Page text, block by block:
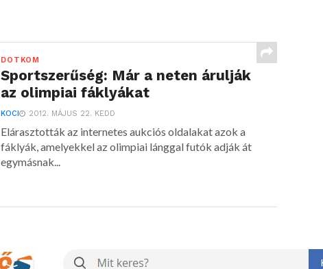
DOTKOM
Sportszerűség: Már a neten árulják
az olimpiai fáklyákat
KOCI 2012. MÁJUS 22. KEDD
Elárasztották az internetes aukciós oldalakat azok a
fáklyák, amelyekkel az olimpiai lánggal futók adják át
egymásnak...